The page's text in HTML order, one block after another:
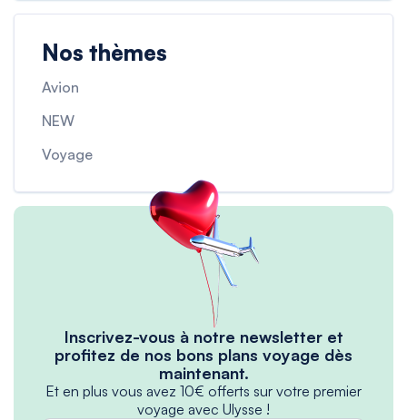
Nos thèmes
Avion
NEW
Voyage
Inscrivez-vous à notre newsletter et
profitez de nos bons plans voyage dès
maintenant.
Et en plus vous avez 10€ offerts sur votre premier
voyage avec Ulysse !